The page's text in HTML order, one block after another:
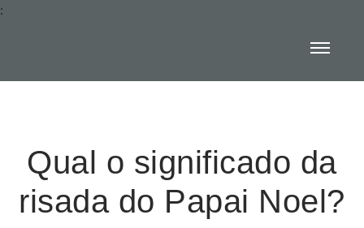
:
Qual o significado da
risada do Papai Noel?